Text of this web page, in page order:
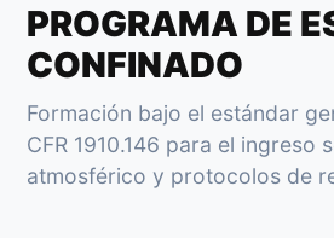
PROGRAMA DE
CONFINADO
Formación bajo el estándar
CFR 1910.146 para el ingreso
atmosférico y protocolos de